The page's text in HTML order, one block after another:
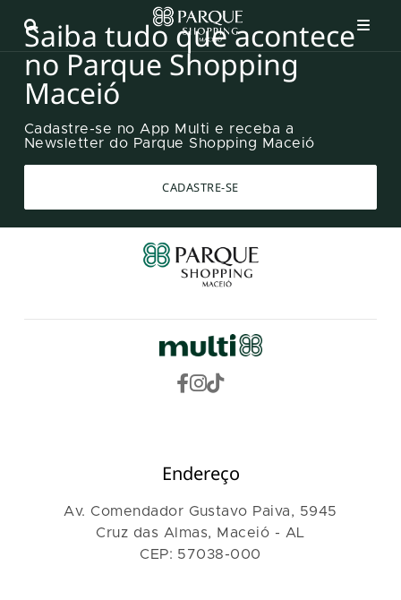
Saiba tudo que acontece
no Parque Shopping
Maceió
Cadastre-se no App Multi e receba a
Newsletter do Parque Shopping Maceió
CADASTRE-SE
Endereço
Av. Comendador Gustavo Paiva, 5945
Cruz das Almas, Maceió - AL
CEP: 57038-000